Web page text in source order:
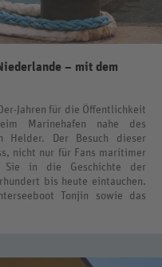
– mit dem
Jahren für die Öffentlichkeit
Marinehafen nahe des
Helder. Der Besuch dieser
nicht nur für Fans maritimer
Sie in die Geschichte der
bis heute eintauchen.
Tonjin sowie das